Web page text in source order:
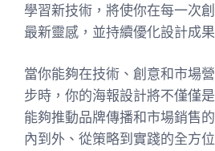
學習新技術，將使你在每一次
最新靈感，並持續優化設計成果
當你能夠在技術、創意和市場
步時，你的海報設計將不僅僅
能夠推動品牌傳播和市場銷售
內到外、從策略到實踐的全方